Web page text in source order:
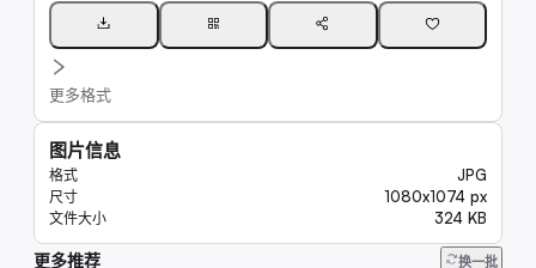
更多格式
图片信息
格式 JPG
尺寸 1080x1074 px
文件大小 324 KB
更多推荐 换一批
16K